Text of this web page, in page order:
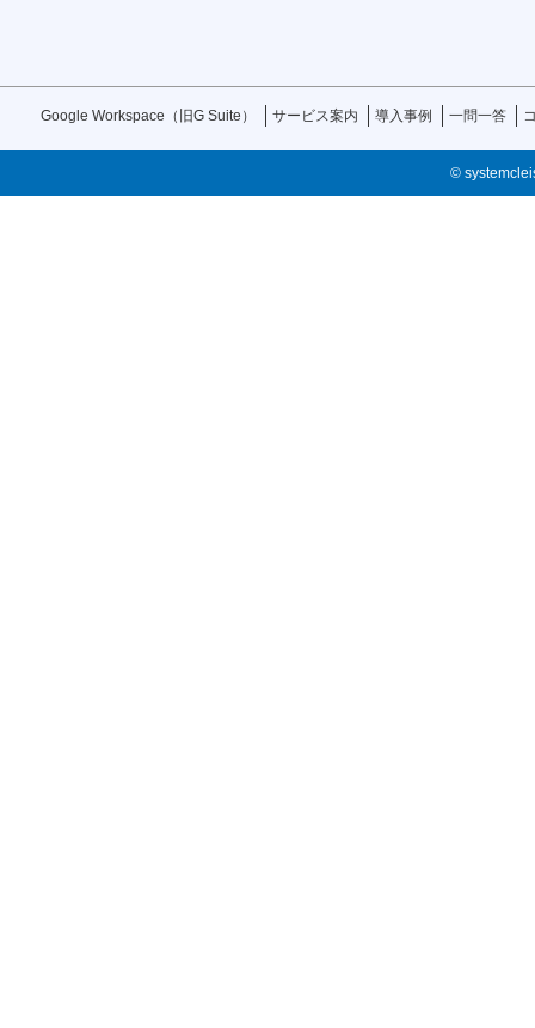
Google Workspace（旧G Suite） サービス案内 導入事例 一問一答
©